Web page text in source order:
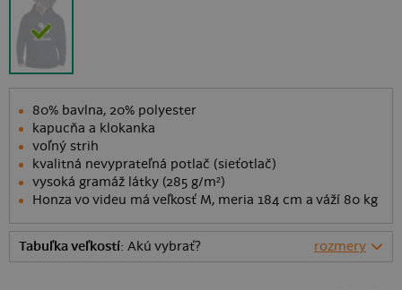
80% bavlna, 20% polyester
kapucňa a klokanka
voľný strih
kvalitná nevyprateľná potlač (sieťotlač)
vysoká gramáž látky (285 g/m²)
Honza vo videu má veľkosť M, meria 184 cm a váží 80 kg
Tabuľka veľkostí: Akú vybrať? rozmery